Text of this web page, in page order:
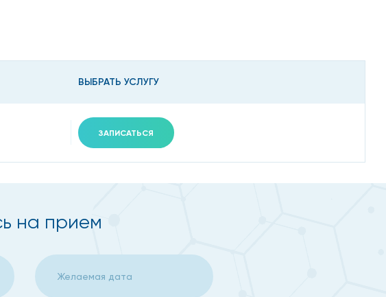
ВЫБРАТЬ УСЛУГУ
ЗАПИСАТЬСЯ
на прием